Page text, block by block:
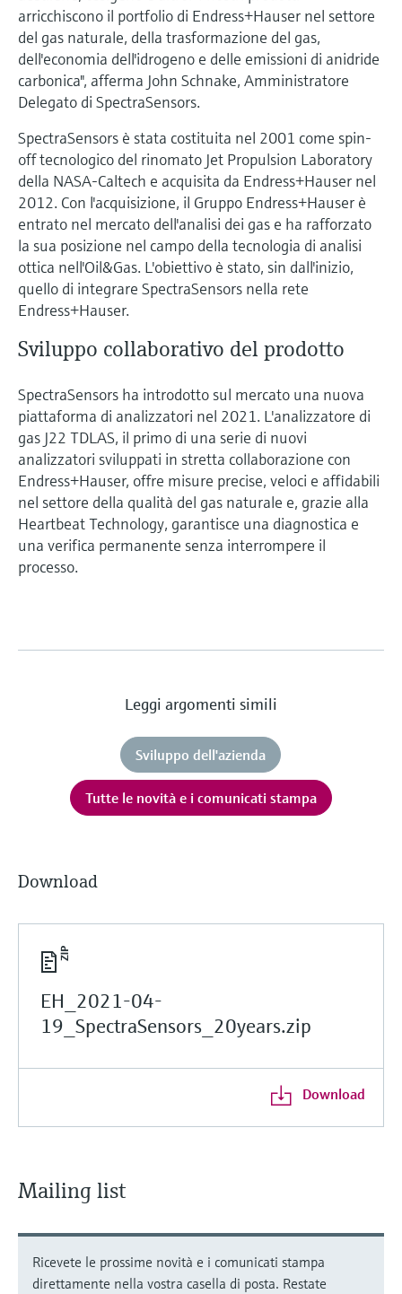
Accesso a Device Viewer
Trova informazioni e documentazione
specifiche sul prodotto
Trova i ricambi per codice prodotto, codice
ordine o numero di serie
microonde
Misura del livello tramite la misura
della pressione
Visualizza tutti
microonde
Memosens technology
Visualizza tutti
dell'eccellenza operativa e dei
modelli decisionali
arricchiscono il portfolio di Endress+Hauser nel settore
del gas naturale, della trasformazione del gas,
dell'economia dell'idrogeno e delle emissioni di anidride
carbonica", afferma John Schnake, Amministratore
Delegato di SpectraSensors.
SpectraSensors è stata costituita nel 2001 come spin-
off tecnologico del rinomato Jet Propulsion Laboratory
della NASA-Caltech e acquisita da Endress+Hauser nel
2012. Con l'acquisizione, il Gruppo Endress+Hauser è
entrato nel mercato dell'analisi dei gas e ha rafforzato
la sua posizione nel campo della tecnologia di analisi
ottica nell'Oil&Gas. L'obiettivo è stato, sin dall'inizio,
quello di integrare SpectraSensors nella rete
Endress+Hauser.
Sviluppo collaborativo del prodotto
SpectraSensors ha introdotto sul mercato una nuova
piattaforma di analizzatori nel 2021. L'analizzatore di
gas J22 TDLAS, il primo di una serie di nuovi
analizzatori sviluppati in stretta collaborazione con
Endress+Hauser, offre misure precise, veloci e affidabili
nel settore della qualità del gas naturale e, grazie alla
Heartbeat Technology, garantisce una diagnostica e
una verifica permanente senza interrompere il
processo.
Leggi argomenti simili
Sviluppo dell'azienda
Tutte le novità e i comunicati stampa
Download
EH_2021-04-
19_SpectraSensors_20years.zip
Download
Mailing list
Ricevete le prossime novità e i comunicati stampa
direttamente nella vostra casella di posta. Restate